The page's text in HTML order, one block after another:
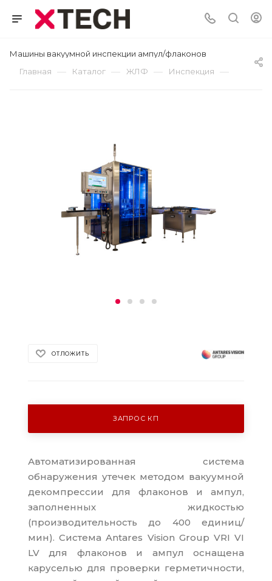
Машины вакуумной инспекции ампул/флаконов
Главная
— Каталог — ЖЛФ — Инспекция —
ОТЛОЖИТЬ
ЗАПРОС КП
Автоматизированная система
обнаружения утечек методом вакуумной
декомпрессии для флаконов и ампул,
заполненных жидкостью
(производительность до 400 единиц/
мин). Система Antares Vision Group VRI VI
LV для флаконов и ампул оснащена
каруселью для проверки герметичности,